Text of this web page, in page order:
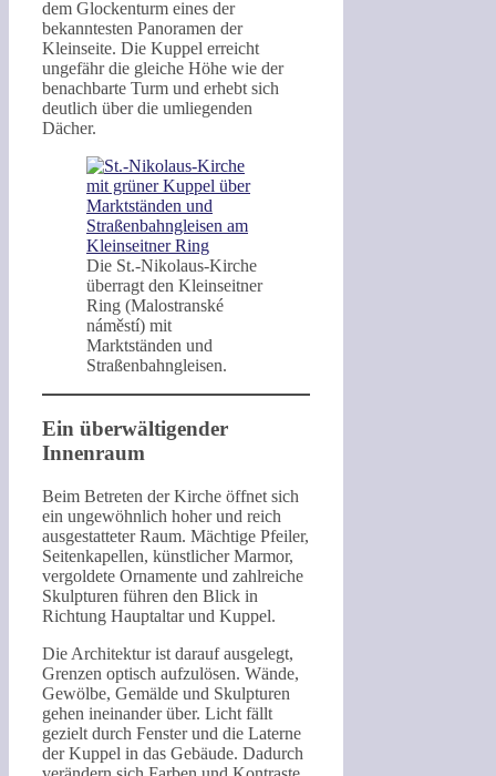
dem Glockenturm eines der
bekanntesten Panoramen der
Kleinseite. Die Kuppel erreicht
ungefähr die gleiche Höhe wie der
benachbarte Turm und erhebt sich
deutlich über die umliegenden
Dächer.
Die St.-Nikolaus-Kirche
überragt den Kleinseitner
Ring (Malostranské
náměstí) mit
Marktständen und
Straßenbahngleisen.
Ein überwältigender
Innenraum
Beim Betreten der Kirche öffnet sich
ein ungewöhnlich hoher und reich
ausgestatteter Raum. Mächtige Pfeiler,
Seitenkapellen, künstlicher Marmor,
vergoldete Ornamente und zahlreiche
Skulpturen führen den Blick in
Richtung Hauptaltar und Kuppel.
Die Architektur ist darauf ausgelegt,
Grenzen optisch aufzulösen. Wände,
Gewölbe, Gemälde und Skulpturen
gehen ineinander über. Licht fällt
gezielt durch Fenster und die Laterne
der Kuppel in das Gebäude. Dadurch